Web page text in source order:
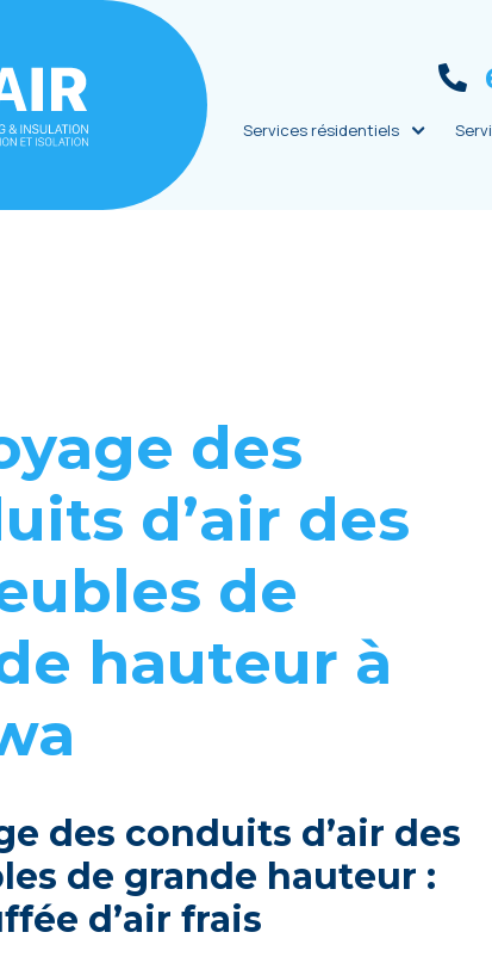
Services résidentiels
dеs
d’air dеs
dе
hautеur à
dеs conduits d’air dеs
dе grandе hautеur :
d’air frais